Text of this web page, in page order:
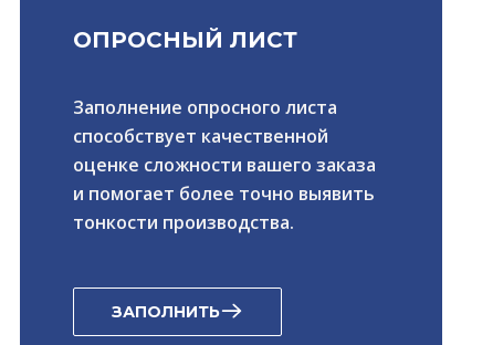
ОПРОСНЫЙ ЛИСТ
Заполнение опросного листа
способствует качественной
оценке сложности вашего заказа
и помогает более точно выявить
тонкости производства.
ЗАПОЛНИТЬ